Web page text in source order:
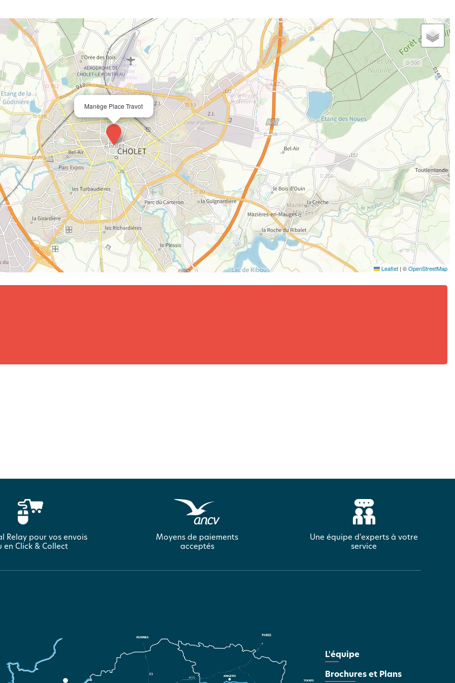
Manège Place Travot
Leaflet | ©OpenStreetMap
Relay pour vos envois
en Click & Collect
Moyens de paiements
acceptés
Une équipe d'experts à votre
service
L'équipe
Brochures et Plans